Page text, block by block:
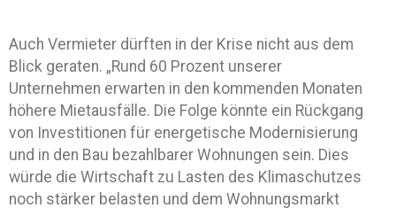
Auch Vermieter dürften in der Krise nicht aus dem
Blick geraten. „Rund 60 Prozent unserer
Unternehmen erwarten in den kommenden Monaten
höhere Mietausfälle. Die Folge könnte ein Rückgang
von Investitionen für energetische Modernisierung
und in den Bau bezahlbarer Wohnungen sein. Dies
würde die Wirtschaft zu Lasten des Klimaschutzes
noch stärker belasten und dem Wohnungsmarkt